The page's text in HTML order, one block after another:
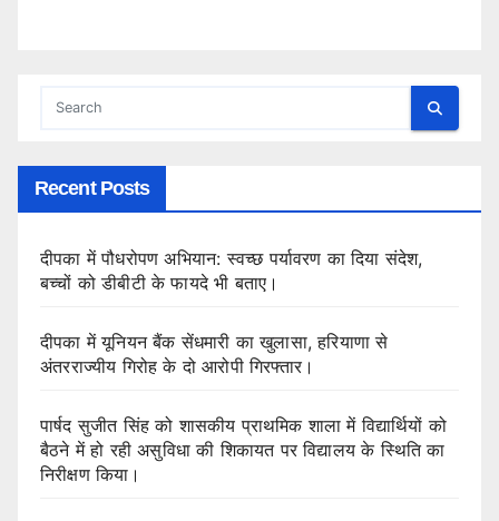
Recent Posts
दीपका में पौधरोपण अभियान: स्वच्छ पर्यावरण का दिया संदेश,
बच्चों को डीबीटी के फायदे भी बताए।
दीपका में यूनियन बैंक सेंधमारी का खुलासा, हरियाणा से
अंतरराज्यीय गिरोह के दो आरोपी गिरफ्तार।
पार्षद सुजीत सिंह को शासकीय प्राथमिक शाला में विद्यार्थियों को
बैठने में हो रही असुविधा की शिकायत पर विद्यालय के स्थिति का
निरीक्षण किया।